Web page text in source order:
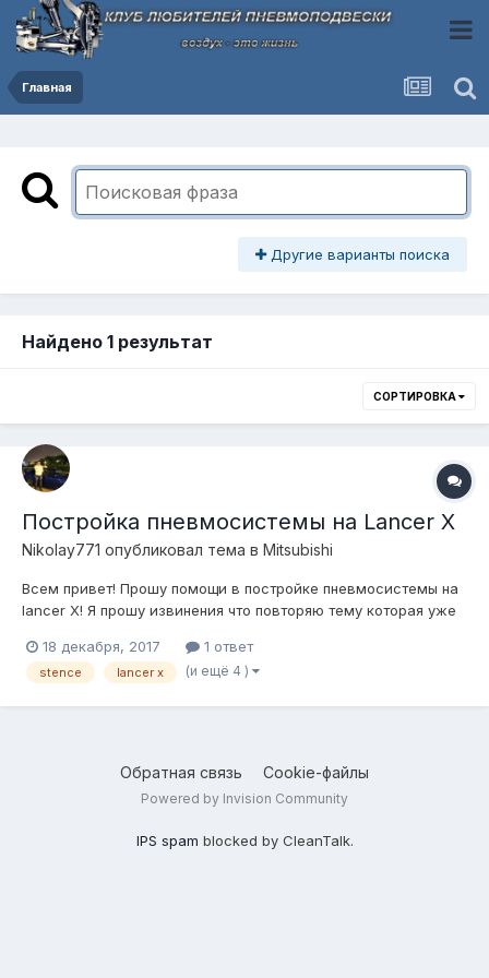
Главная
Другие варианты поиска
Найдено 1 результат
СОРТИРОВКА
Постройка пневмосистемы на Lancer X
Nikolay771 опубликовал тема в Mitsubishi
Всем привет! Прошу помощи в постройке пневмосистемы на
lancer X! Я прошу извинения что повторяю тему которая уже
Хотел бы услышать предложения: Какие выбрать подушки?
Какой выбрать компрессор? Какие выбрать клапана? Стр...
18 декабря, 2017 1 ответ
stence lancer x (и ещё 4 )
Обратная связь Cookie-файлы
Powered by Invision Community
IPS spam blocked by CleanTalk.